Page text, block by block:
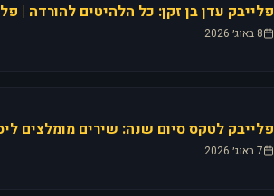
פלייבק עדן בן זקן: כל הלהיטים להורדה |
8 באוג׳ 2026
פלייבק לטקס סיום שנה: שירים מומלצים
7 באוג׳ 2026